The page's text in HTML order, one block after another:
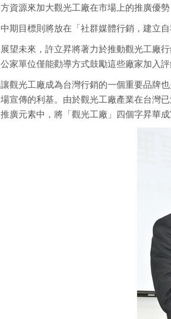
方資源來加大觀光工廠在市場上的推廣優勢
中期目標則將放在「社群媒體行銷，建立
展望未來，許立昇將著力於推動觀光工廠
公家單位僅能勸導方式鼓勵這些廠家加入
讓觀光工廠成為台灣行銷的一個重要品牌
場宣傳的利基。由於觀光工廠產業在台灣
推廣元素中，將「觀光工廠」四個字昇華